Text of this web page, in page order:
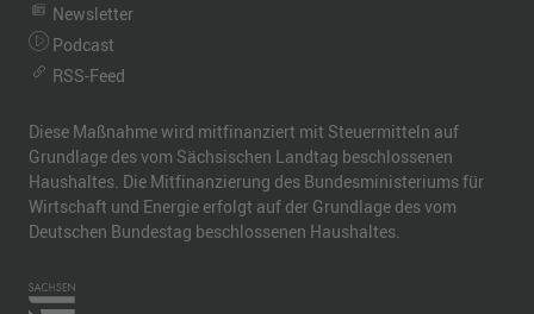
Newsletter
Podcast
RSS-Feed
Diese Maßnahme wird mitfinanziert mit Steuermitteln auf
Grundlage des vom Sächsischen Landtag beschlossenen
Haushaltes. Die Mitfinanzierung des Bundesministeriums für
Wirtschaft und Energie erfolgt auf der Grundlage des vom
Deutschen Bundestag beschlossenen Haushaltes.